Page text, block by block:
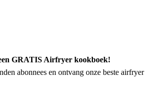
GRATIS Airfryer kookboek!
abonnees en ontvang onze beste airfryer